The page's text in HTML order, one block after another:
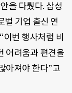
을 다뤘다. 삼성
벌 기업 출신 연
번 행사처럼 비
어려움과 편견을
아져야 한다”고